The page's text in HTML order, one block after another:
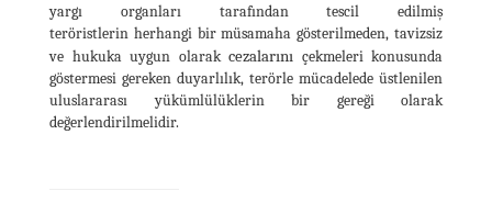
yargı organları tarafından tescil edilmiş
teröristlerin herhangi bir müsamaha gösterilmeden, tavizsiz
ve hukuka uygun olarak cezalarını çekmeleri konusunda
göstermesi gereken duyarlılık, terörle mücadelede üstlenilen
uluslararası yükümlülüklerin bir gereği olarak
değerlendirilmelidir.